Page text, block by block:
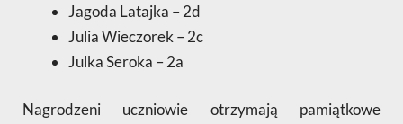
Jagoda Latajka – 2d
Julia Wieczorek – 2c
Julka Seroka – 2a
Nagrodzeni uczniowie otrzymają pamiątkowe